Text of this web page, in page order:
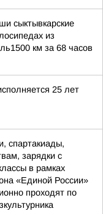
сыктывкарские
из
км за 68 часов
25 лет
спартакиады,
зарядки с
в рамках
«Единой России»
проходят по